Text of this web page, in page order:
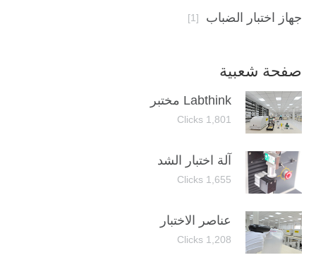
جهاز اختبار الضباب [1]
صفحة شعبية
Labthink مختبر
1,801 Clicks
آلة اختبار الشد
1,655 Clicks
عناصر الاختبار
1,208 Clicks